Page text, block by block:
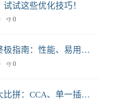
试这些优化技巧！
0
前端虚拟列表库终极指南：性能、易用性、场景全解析
0
缺失值处理方法大比拼：CCA、单一插补与多重插补的优劣分析与选择策略